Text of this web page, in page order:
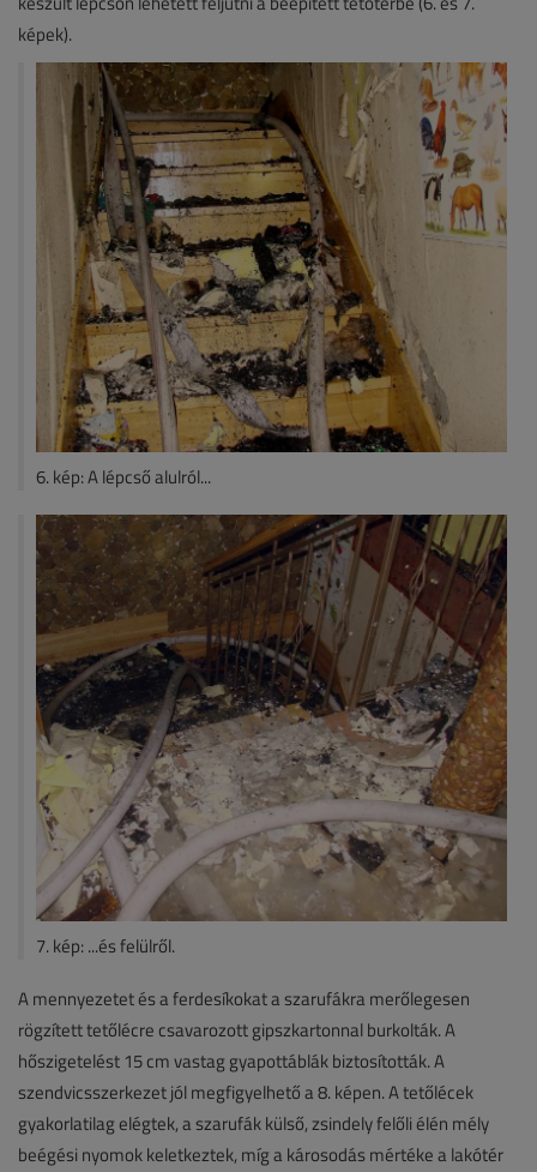
képek).
6. kép: A lépcső alulról...
7. kép: ...és felülről.
A mennyezetet és a ferdesíkokat a szarufákra merőlegesen
rögzített tetőlécre csavarozott gipszkartonnal burkolták. A
hőszigetelést 15 cm vastag gyapottáblák biztosították. A
szendvicsszerkezet jól megfigyelhető a 8. képen. A tetőlécek
gyakorlatilag elégtek, a szarufák külső, zsindely felőli élén mély
beégési nyomok keletkeztek, míg a károsodás mértéke a lakótér